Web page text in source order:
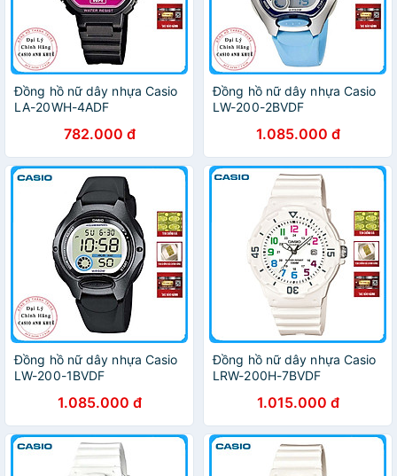
Đồng hồ nữ dây nhựa Casio
LA-20WH-4ADF
782.000 đ
Đồng hồ nữ dây nhựa Casio
LW-200-2BVDF
1.085.000 đ
Đồng hồ nữ dây nhựa Casio
LW-200-1BVDF
1.085.000 đ
Đồng hồ nữ dây nhựa Casio
LRW-200H-7BVDF
1.015.000 đ